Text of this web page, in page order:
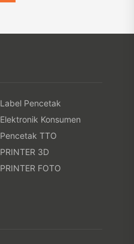
Label Pencetak
Elektronik Konsumen
Pencetak TTO
PRINTER 3D
PRINTER FOTO